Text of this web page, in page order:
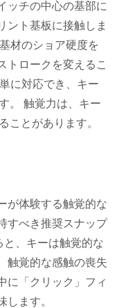
ッチの中心の基部に
ント基板に接触しま
材のショア硬度を
トロークを変えるこ
に対応でき、キー
。 触覚力は、キー
ことがあります。
が体験する触覚的な
すべき推奨スナップ
と、キーは触覚的な
触覚的な感触の喪失
に「クリック」フィ
します。